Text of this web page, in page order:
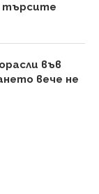
търсите
във
вече не